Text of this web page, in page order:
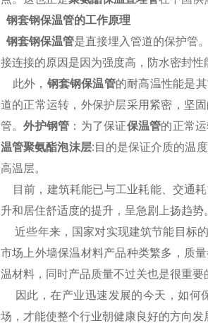
钢套钢保温管的工作原理
钢套钢保温管是直接埋入管道的保护管
接连接的原因是因为强度高，防水密封性
此外， 钢套钢保温管的耐高温性能是
道的正常运转，外保护层采用紧密，坚固
管。外护钢管 ：为了保证保温管的正常
温管聚氨酯泡沫层:目的是保证介质的温
高温层。
目前，建筑耗能已与工业耗能、交通
升和居住舒适度的提升，呈急剧上扬趋
近些年来，国家对实现建筑节能目标
市场上外墙保温材料产品种类繁多，质
温材料，同时产品质量不过关也是很重要
因此，在产业迅速发展的今天，如何
场，才能使整个行业朝健康良好的方向发